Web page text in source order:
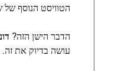
הטוויסט הנוסף
הדבר הישן הזה?
עושה בדיוק את זה.